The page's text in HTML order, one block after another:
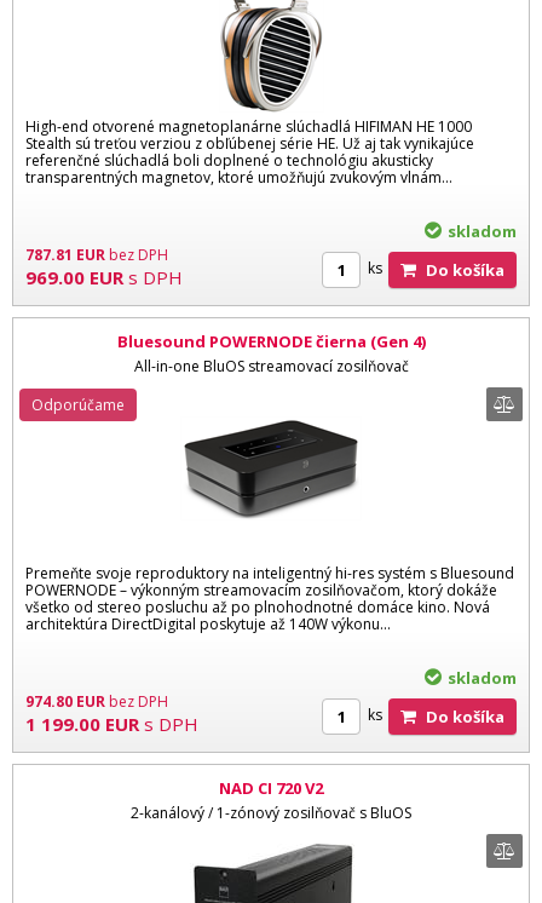
High-end otvorené magnetoplanárne slúchadlá HIFIMAN HE 1000
Stealth sú treťou verziou z obľúbenej série HE. Už aj tak vynikajúce
referenčné slúchadlá boli doplnené o technológiu akusticky
transparentných magnetov, ktoré umožňujú zvukovým vlnám...
787.81 EURbez DPH
969.00 EUR s DPH
skladom
ks Do košíka
Bluesound POWERNODE čierna (Gen 4)
All-in-one BluOS streamovací zosilňovač
Premeňte svoje reproduktory na inteligentný hi-res systém s Bluesound
POWERNODE – výkonným streamovacím zosilňovačom, ktorý dokáže
všetko od stereo posluchu až po plnohodnotné domáce kino. Nová
architektúra DirectDigital poskytuje až 140W výkonu...
974.80 EURbez DPH
1 199.00 EUR s DPH
Odporúčame
skladom
ks Do košíka
NAD CI 720 V2
2-kanálový / 1-zónový zosilňovač s BluOS